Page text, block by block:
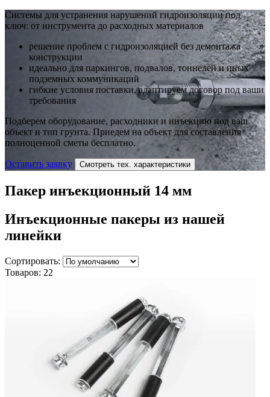
Системы для устранения нарушений гидроизоляции под
ключ: от инструмента до расходных материалов
решение проблем с гидроизоляцией без демонтажа
конструкции
идеально для паркингов, подвалов, тоннелей и иных
подземных коммуникаций
гибкие условия поставки, адаптируем договор под ваши
требования
Подберем оборудование, расходники и инъекцию под ваш
объект и тип грунта. Приедем на объект для составления
полноценной сметы бесплатно.
Оставить заявку Смотреть тех. характеристики
Пакер инъекционный 14 мм
Инъекционные пакеры из нашей
линейки
Сортировать:
Товаров: 22